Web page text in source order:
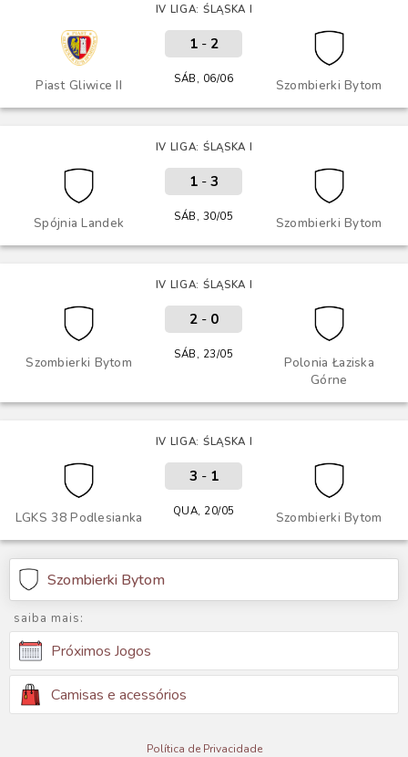
IV LIGA: ŚLĄSKA I
Piast Gliwice II Szombierki Bytom
1- 2
SÁB, 06/06
IV LIGA: ŚLĄSKA I
Spójnia Landek Szombierki Bytom
1- 3
SÁB, 30/05
IV LIGA: ŚLĄSKA I
Szombierki Bytom
Polonia Łaziska
Górne
2- 0
SÁB, 23/05
IV LIGA: ŚLĄSKA I
LGKS 38 Podlesianka Szombierki Bytom
3 - 1
QUA, 20/05
Szombierki Bytom
saiba mais:
Próximos Jogos
Camisas e acessórios
Política de Privacidade